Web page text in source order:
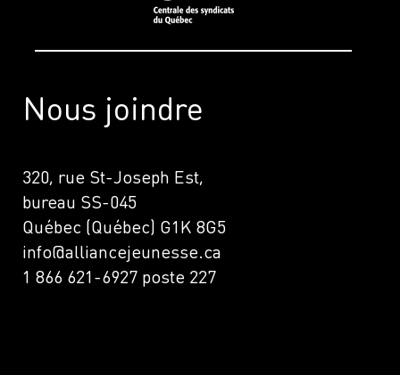
Nous joindre
320, rue St-Joseph Est,
bureau SS-045
Québec (Québec) G1K 8G5
info@alliancejeunesse.ca
1 866 621-6927 poste 227